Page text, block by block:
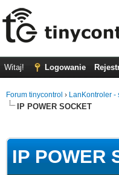
Witaj! Logowanie
Forum tinycontrol › LanKontroler -
IP POWER SOCKET
IP POWER